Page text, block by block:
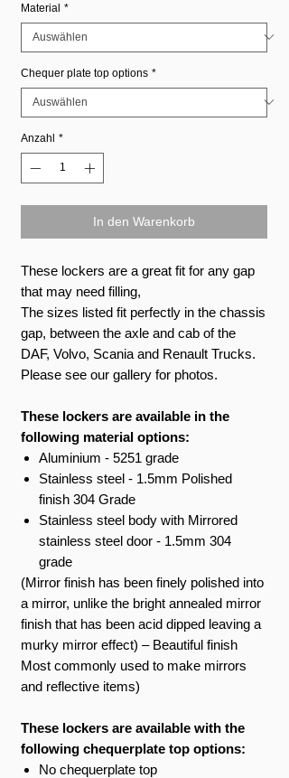
Material *
Chequer plate top options *
Anzahl *
In den Warenkorb
These lockers are a great fit for any gap
that may need filling,
The sizes listed fit perfectly in the chassis
gap, between the axle and cab of the
DAF, Volvo, Scania and Renault Trucks.
Please see our gallery for photos.
These lockers are available in the
following material options:
Aluminium - 5251 grade
Stainless steel - 1.5mm Polished
finish 304 Grade
Stainless steel body with Mirrored
stainless steel door - 1.5mm 304
grade
(Mirror finish has been finely polished into
a mirror, unlike the bright annealed mirror
finish that has been acid dipped leaving a
murky mirror effect) – Beautiful finish
Most commonly used to make mirrors
and reflective items)
These lockers are available with the
following chequerplate top options:
No chequerplate top